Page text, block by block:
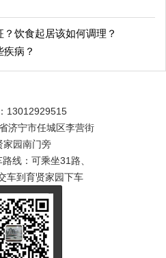
饮食起居该如何调理？
病？
13012929515
济宁市任城区李营街
家园南门旁
线：可乘坐31路、
车到育贤家园下车